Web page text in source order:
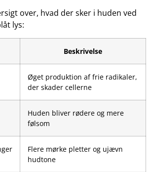
over, hvad der sker i huden ved
lys:
Beskrivelse
Øget produktion af frie radikaler,
der skader cellerne
Huden bliver rødere og mere
følsom
Flere mørke pletter og ujævn
hudtone